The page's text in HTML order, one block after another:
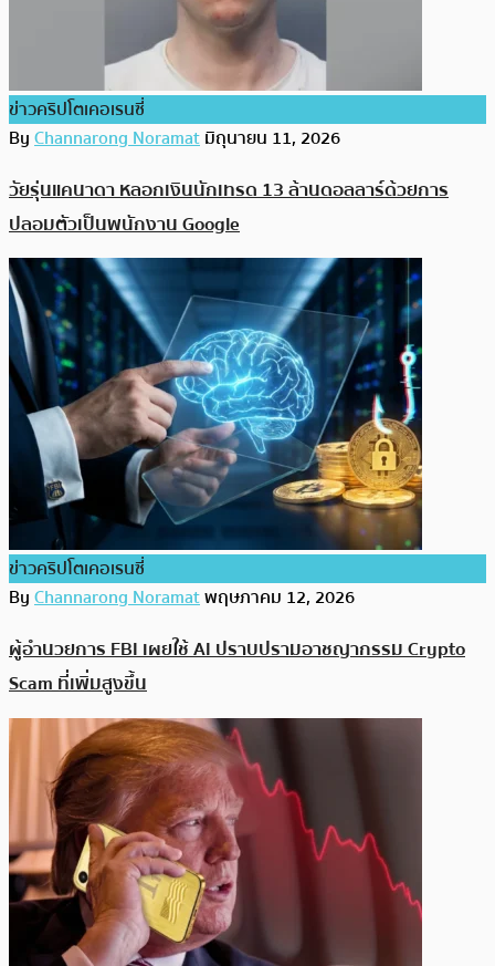
ข่าวคริปโตเคอเรนซี่
ByChannarong Noramatมิถุนายน 11, 2026
วัยรุ่นแคนาดา หลอกเงินนักเทรด 13 ล้านดอลลาร์ด้วยการ
ปลอมตัวเป็นพนักงาน Google
ข่าวคริปโตเคอเรนซี่
ByChannarong Noramatพฤษภาคม 12, 2026
ผู้อำนวยการ FBI เผยใช้ AI ปราบปรามอาชญากรรม Crypto
Scam ที่เพิ่มสูงขึ้น